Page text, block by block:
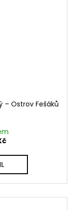
‎– Ostrov Fešáků